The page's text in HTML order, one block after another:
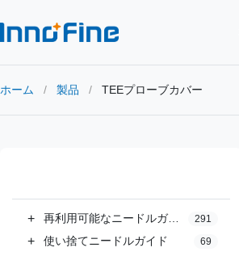
ホーム / 製品 / TEEプローブカバー
+ 再利用可能なニードルガイド 291
+ 使い捨てニードルガイド 69